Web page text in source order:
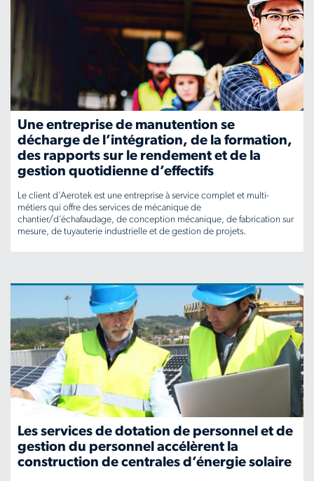
onboarding-
and-
reporting-
solutions-
power-
growth-
of-
technology-
company
Une entreprise de manutention se
décharge de l’intégration, de la formation,
des rapports sur le rendement et de la
gestion quotidienne d’effectifs
Le client d’Aerotek est une entreprise à service complet et multi-
métiers qui offre des services de mécanique de
chantier/d’échafaudage, de conception mécanique, de fabrication sur
mesure, de tuyauterie industrielle et de gestion de projets.
ca/insights/material-
handling-
company-
offloads-
onboarding-
training-
reporting-
workforce-
Les services de dotation de personnel et de
gestion du personnel accélèrent la
construction de centrales d’énergie solaire